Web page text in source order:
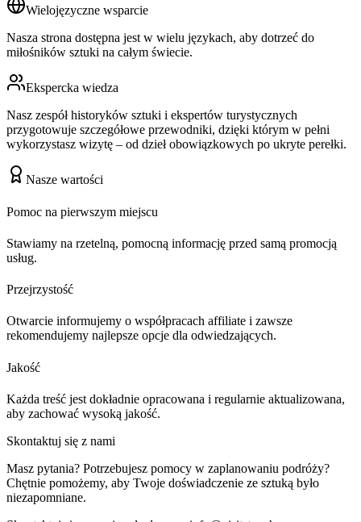
Wielojęzyczne wsparcie
Nasza strona dostępna jest w wielu językach, aby dotrzeć do
miłośników sztuki na całym świecie.
Ekspercka wiedza
Nasz zespół historyków sztuki i ekspertów turystycznych
przygotowuje szczegółowe przewodniki, dzięki którym w pełni
wykorzystasz wizytę – od dzieł obowiązkowych po ukryte perełki.
Nasze wartości
Pomoc na pierwszym miejscu
Stawiamy na rzetelną, pomocną informację przed samą promocją
usług.
Przejrzystość
Otwarcie informujemy o współpracach affiliate i zawsze
rekomendujemy najlepsze opcje dla odwiedzających.
Jakość
Każda treść jest dokładnie opracowana i regularnie aktualizowana,
aby zachować wysoką jakość.
Skontaktuj się z nami
Masz pytania? Potrzebujesz pomocy w zaplanowaniu podróży?
Chętnie pomożemy, aby Twoje doświadczenie ze sztuką było
niezapomniane.